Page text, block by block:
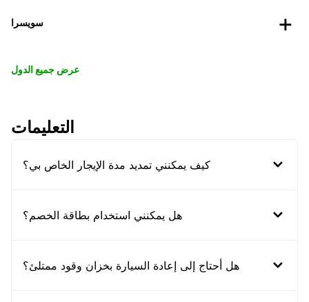
سويسرا
عرض جميع الدول
التعليمات
كيف يمكنني تمديد مدة الإيجار الخاص بي؟
هل يمكنني استخدام بطاقة الخصم؟
هل أحتاج إلى إعادة السيارة بخزان وقود ممتلئ؟